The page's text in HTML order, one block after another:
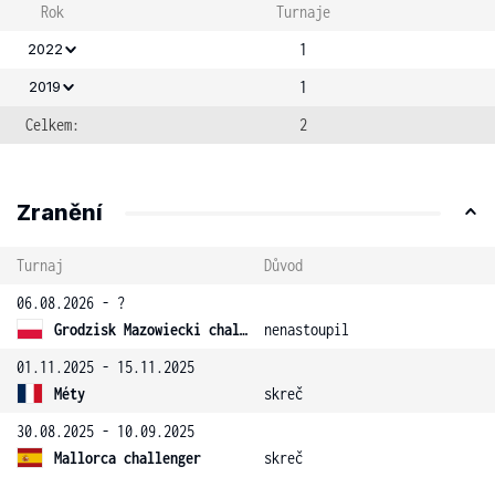
Rok Turnaje
2022 1
2019
1
Celkem:
2
Zranění
Turnaj
Důvod
06.08.2026 - ?
Grodzisk Mazowiecki challenger
nenastoupil
01.11.2025 - 15.11.2025
Méty
skreč
30.08.2025 - 10.09.2025
Mallorca challenger
skreč